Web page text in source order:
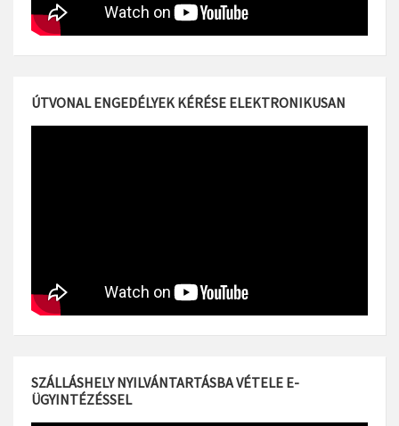
ÚTVONAL ENGEDÉLYEK KÉRÉSE ELEKTRONIKUSAN
SZÁLLÁSHELY NYILVÁNTARTÁSBA VÉTELE E-
ÜGYINTÉZÉSSEL